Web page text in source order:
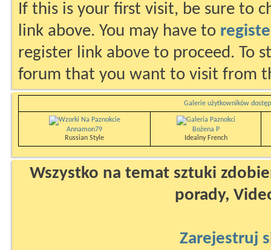
If this is your first visit, be sure to
link above. You may have to
register link above to proceed. To
forum that you want to visit from
Galerie użytkowników
Annamon79
Russian Style
Bożena P
Idealny French
Wszystko na temat sztuki
porady,
Zarejestruj